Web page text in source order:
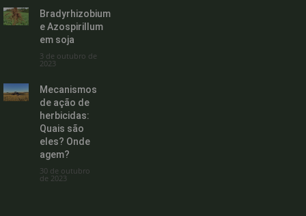
Bradyrhizobium
e Azospirillum
em soja
3 de outubro de
2023
Mecanismos
de ação de
herbicidas:
Quais são
eles? Onde
agem?
30 de outubro
de 2023